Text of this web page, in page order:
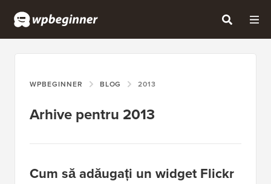
WPBEGINNER BLOG 2013
Arhive pentru 2013
Cum să adăugați un widget Flickr